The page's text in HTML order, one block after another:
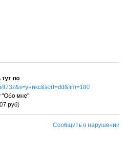
по
it73z&s=уникс&sort=dd&lim=180
"Обо мне"
руб)
Сообщить о нарушении